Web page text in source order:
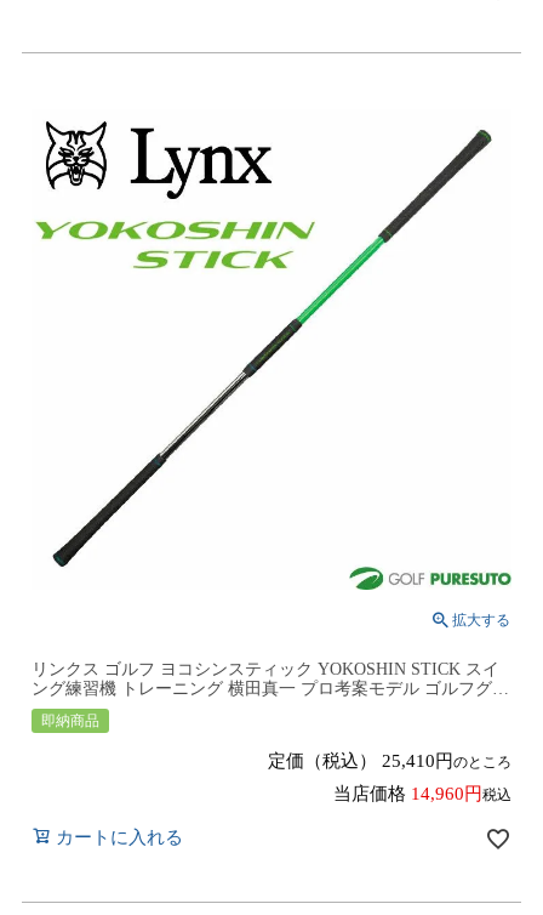
リンクス ゴルフ ヨコシンスティック YOKOSHIN STICK スイ
ング練習機 トレーニング 横田真一 プロ考案モデル ゴルフグッ
即納商品
定価（税込） 25,410 のところ
当店価格 14,960 税込
カートに入れる